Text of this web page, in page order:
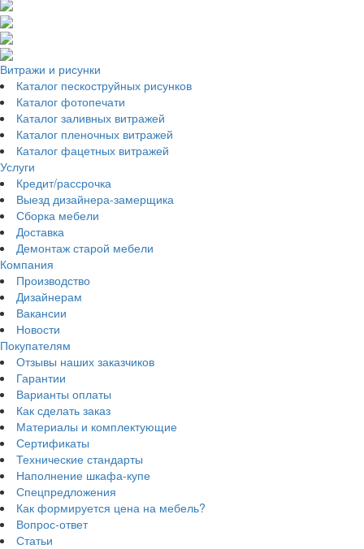
Витражи и рисунки
Каталог пескоструйных рисунков
Каталог фотопечати
Каталог заливных витражей
Каталог пленочных витражей
Каталог фацетных витражей
Услуги
Кредит/рассрочка
Выезд дизайнера-замерщика
Сборка мебели
Доставка
Демонтаж старой мебели
Компания
Производство
Дизайнерам
Вакансии
Новости
Покупателям
Отзывы наших заказчиков
Гарантии
Варианты оплаты
Как сделать заказ
Материалы и комплектующие
Сертификаты
Технические стандарты
Наполнение шкафа-купе
Спецпредложения
Как формируется цена на мебель?
Вопрос-ответ
Статьи